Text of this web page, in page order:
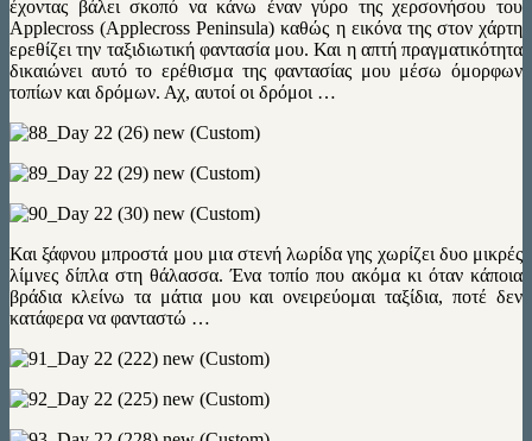
έχοντας βάλει σκοπό να κάνω έναν γύρο της χερσονήσου του
Applecross (Applecross Peninsula) καθώς η εικόνα της στον χάρτη
ερεθίζει την ταξιδιωτική φαντασία μου. Και η απτή πραγματικότητα
δικαιώνει αυτό το ερέθισμα της φαντασίας μου μέσω όμορφων
τοπίων και δρόμων. Αχ, αυτοί οι δρόμοι …
Και ξάφνου μπροστά μου μια στενή λωρίδα γης χωρίζει δυο μικρές
λίμνες δίπλα στη θάλασσα. Ένα τοπίο που ακόμα κι όταν κάποια
βράδια κλείνω τα μάτια μου και ονειρεύομαι ταξίδια, ποτέ δεν
κατάφερα να φανταστώ …